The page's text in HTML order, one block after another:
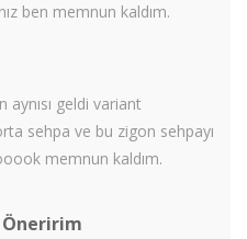
ben memnun kaldım.
geldi variant
sehpa ve bu zigon sehpayı
memnun kaldım.